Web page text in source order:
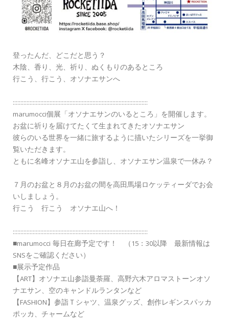
登ったんだ、どこだと思う？
木陰、香り、光、祈り、ぬくもりのあるところ
行こう、行こう、オソナエサンへ
::::::::::::::::::::::::::::::::::::::::::::::::::::::::::::::::::::::::::::::::::::::::
marumocci個展「オソナエサンのいるところ」を開催します。
お盆に祈りを届けてたくて生まれてきたオソナエサン
彼らのいる世界を一緒に旅するように描いたシリーズを一挙御
覧いただきます。
ともに名峰オソナエ山を参詣し、オソナエサン温泉で一休み？
７月のお盆と８月のお盆の間を高田馬場ロケッティーダでお会
いしましょう。
行こう 行こう オソナエ山へ！
::::::::::::::::::::::::::::::::::::::::::::::::::::::::::::::::::::::::::::::::::::::::
■marumocci 毎日在廊予定です！ （15：30以降 最新情報は
SNSをご確認ください）
■展示予定作品
【ART】オソナエ山参詣曼荼羅、高野六木アロマストーンオソ
ナエサン、空のキャンドルランタンなど
【FASHION】参詣Ｔシャツ、温泉グッズ、創作レギンスパッカ
ポッカ、チャームなど